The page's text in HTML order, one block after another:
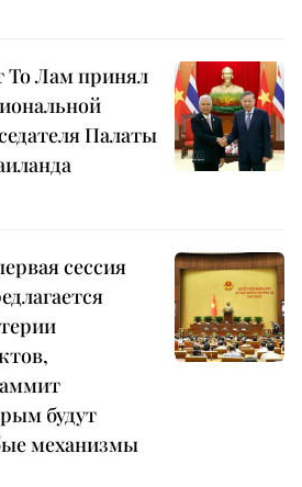
То Лам принял
Палаты
сессия
будут
механизмы